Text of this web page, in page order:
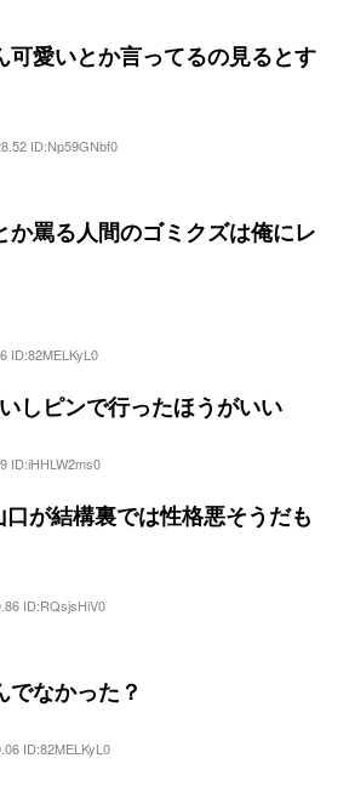
可愛いとか言ってるの見るとす
ID:Np59GNbf0
か罵る人間のゴミクズは俺にレ
ID:82MELKyL0
しピンで行ったほうがいい
ID:iHHLW2ms0
が結構裏では性格悪そうだも
ID:RQsjsHiV0
なかった？
ID:82MELKyL0